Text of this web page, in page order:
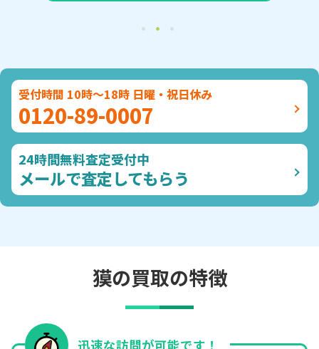
受付時間 10時～18時 日曜・祝日休み
0120-89-0007
24時間無料査定受付中
メールで査定してもらう
獏の買取の特徴
迅速な訪問が可能です！